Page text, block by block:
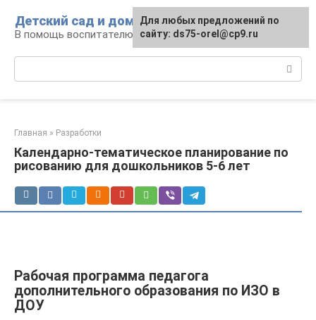
контенту
Детский сад и дом
В помощь воспитателю и родителям
Главная » Разработки
Календарно-тематическое планирование по
рисованию для дошкольников 5-6 лет
Рабочая программа педагога
дополнительного образования по ИЗО в
ДОУ
Для любых предложений по
сайту: ds75-orel@cp9.ru